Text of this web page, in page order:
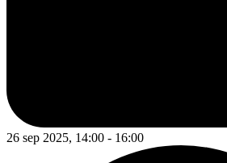
26 sep 2025, 14:00 - 16:00